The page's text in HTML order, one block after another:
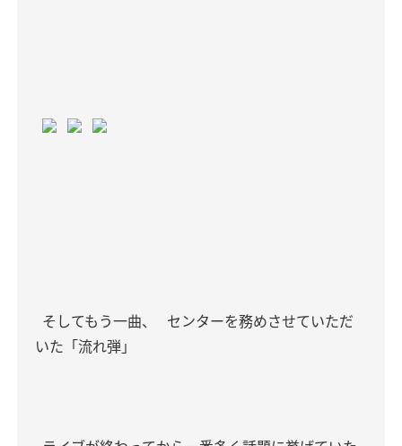
そしてもう一曲、
センターを務めさせていただ
いた「流れ弾」